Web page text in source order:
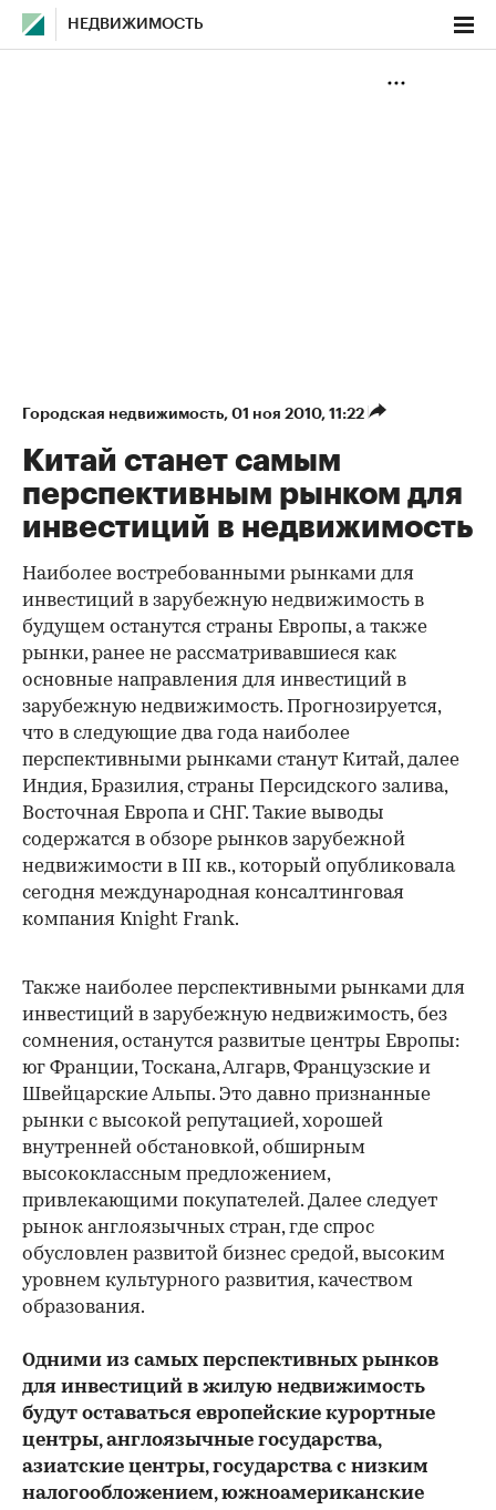
НЕДВИЖИМОСТЬ
Городская недвижимость⁠, 01 ноя 2010, 11:22
Китай станет самым
перспективным рынком для
инвестиций в недвижимость
Наиболее востребованными рынками для
инвестиций в зарубежную недвижимость в
будущем останутся страны Европы, а также
рынки, ранее не рассматривавшиеся как
основные направления для инвестиций в
зарубежную недвижимость. Прогнозируется,
что в следующие два года наиболее
перспективными рынками станут Китай, далее
Индия, Бразилия, страны Персидского залива,
Восточная Европа и СНГ. Такие выводы
содержатся в обзоре рынков зарубежной
недвижимости в III кв., который опубликовала
сегодня международная консалтинговая
компания Knight Frank.
Также наиболее перспективными рынками для
инвестиций в зарубежную недвижимость, без
сомнения, останутся развитые центры Европы:
юг Франции, Тоскана, Алгарв, Французские и
Швейцарские Альпы. Это давно признанные
рынки с высокой репутацией, хорошей
внутренней обстановкой, обширным
высококлассным предложением,
привлекающими покупателей. Далее следует
рынок англоязычных стран, где спрос
обусловлен развитой бизнес средой, высоким
уровнем культурного развития, качеством
образования.
Одними из самых перспективных рынков
для инвестиций в жилую недвижимость
будут оставаться европейские курортные
центры, англоязычные государства,
азиатские центры, государства с низким
налогообложением, южноамериканские